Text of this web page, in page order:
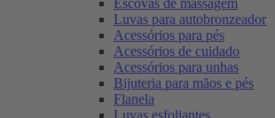
Escovas de massagem
Luvas para autobronzeador
Acessórios para pés
Acessórios de cuidado
Acessórios para unhas
Bijuteria para mãos e pés
Flanela
Luvas esfoliantes